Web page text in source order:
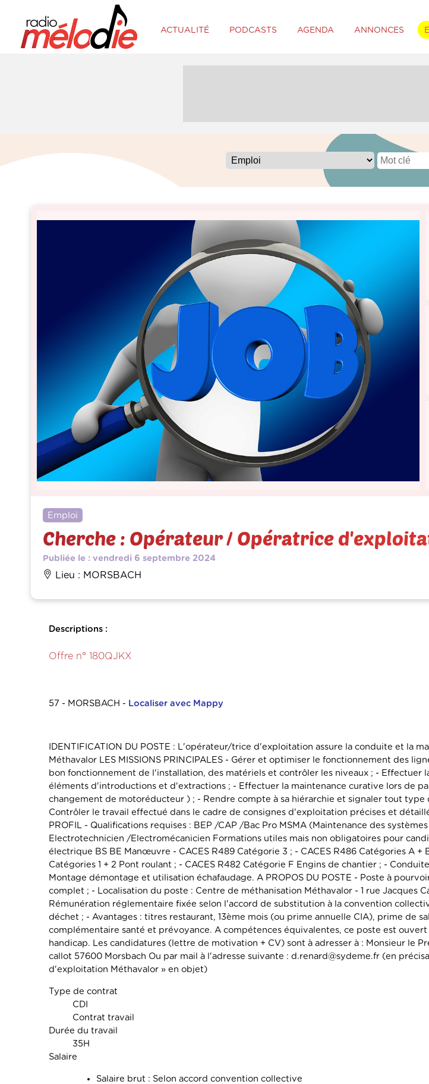
ACTUALITÉ PODCASTS AGENDA ANNONCES
Emploi
Cherche : Opérateur / Opératrice
Publiée le : vendredi 6 septembre 2024
Lieu : MORSBACH
Descriptions :
Offre n° 180QJKX
57 - MORSBACH - Localiser avec Mappy
IDENTIFICATION DU POSTE : L'opérateur/trice d'exploitation assure la conduite et la
Méthavalor LES MISSIONS PRINCIPALES - Gérer et optimiser le fonctionnement des
bon fonctionnement de l'installation, des matériels et contrôler les niveaux ; - Effectuer
éléments d'introductions et d'extractions ; - Effectuer la maintenance curative lors de
changement de motoréducteur ) ; - Rendre compte à sa hiérarchie et signaler tout type
Contrôler le travail effectué dans le cadre de consignes d'exploitation précises et
PROFIL - Qualifications requises : BEP /CAP /Bac Pro MSMA (Maintenance des
Electrotechnicien /Electromécanicien Formations utiles mais non obligatoires pour
électrique BS BE Manœuvre - CACES R489 Catégorie 3 ; - CACES R486 Catégories A +
Catégories 1 + 2 Pont roulant ; - CACES R482 Catégorie F Engins de chantier ; -
Montage démontage et utilisation échafaudage. A PROPOS DU POSTE - Poste à
complet ; - Localisation du poste : Centre de méthanisation Méthavalor - 1 rue Jacques
Rémunération réglementaire fixée selon l'accord de substitution à la convention
déchet ; - Avantages : titres restaurant, 13ème mois (ou prime annuelle CIA), prime de
complémentaire santé et prévoyance. A compétences équivalentes, ce poste est
handicap. Les candidatures (lettre de motivation + CV) sont à adresser à : Monsieur le
callot 57600 Morsbach Ou par mail à l'adresse suivante : d.renard@sydeme.fr (en
d'exploitation Méthavalor » en objet)
Type de contrat
CDI
Contrat travail
Durée du travail
35H
Salaire
Salaire brut : Selon accord convention collective